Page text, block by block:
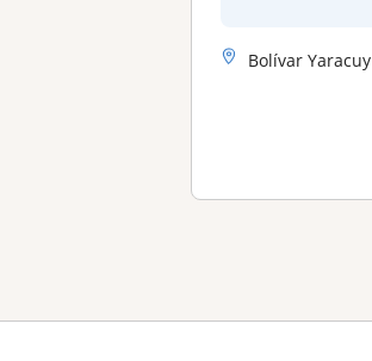
Bolívar Yaracuy